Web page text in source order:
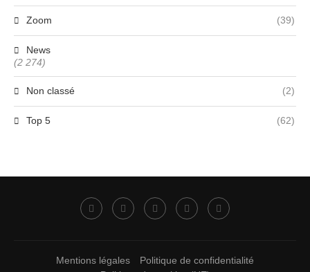
Zoom (39)
News
(2 274)
Non classé (2)
Top 5 (62)
Mentions légales
Politique de confidentialité